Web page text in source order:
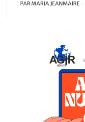
PARMARIA JEANMAIRE